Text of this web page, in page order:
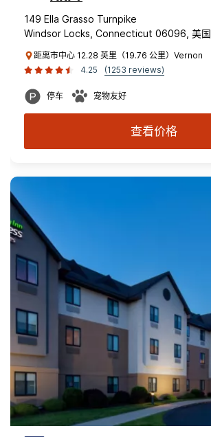
149 Ella Grasso Turnpike
Windsor Locks, Connecticut 06096, 美国
距离市中心 12.28 英里（19.76 公里）Vernon
4.25
(1253 reviews)
停车 宠物友好
查看价格